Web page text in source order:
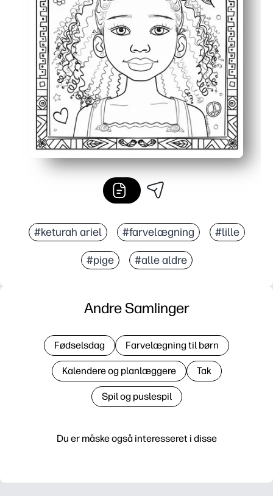
#keturah ariel #farvelægning #lille
#pige #alle aldre
Du er måske også interesseret i disse
Andre Samlinger
Fødselsdag Farvelægning til børn
Kalendere og planlæggere Tak
Spil og puslespil